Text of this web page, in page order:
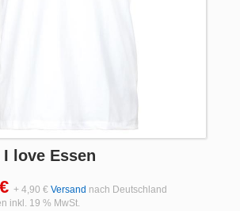
love Essen
+ 4,90 € Versand nach Deutschland
inkl. 19 % MwSt.